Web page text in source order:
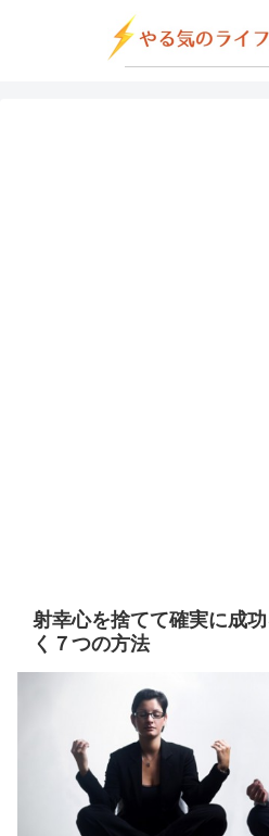
射幸心を捨てて確実に成
く７つの方法